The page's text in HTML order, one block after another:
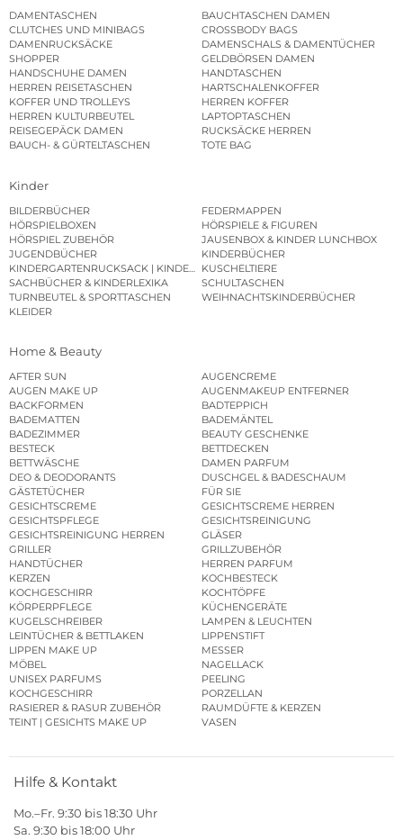
DAMENTASCHEN
BAUCHTASCHEN DAMEN
CLUTCHES UND MINIBAGS
CROSSBODY BAGS
DAMENRUCKSÄCKE
DAMENSCHALS & DAMENTÜCHER
SHOPPER
GELDBÖRSEN DAMEN
HANDSCHUHE DAMEN
HANDTASCHEN
HERREN REISETASCHEN
HARTSCHALENKOFFER
KOFFER UND TROLLEYS
HERREN KOFFER
HERREN KULTURBEUTEL
LAPTOPTASCHEN
REISEGEPÄCK DAMEN
RUCKSÄCKE HERREN
BAUCH- & GÜRTELTASCHEN
TOTE BAG
Kinder
BILDERBÜCHER
FEDERMAPPEN
HÖRSPIELBOXEN
HÖRSPIELE & FIGUREN
HÖRSPIEL ZUBEHÖR
JAUSENBOX & KINDER LUNCHBOX
JUGENDBÜCHER
KINDERBÜCHER
KINDERGARTENRUCKSACK | KINDERGARTENBEUTEL
KUSCHELTIERE
SACHBÜCHER & KINDERLEXIKA
SCHULTASCHEN
TURNBEUTEL & SPORTTASCHEN
WEIHNACHTSKINDERBÜCHER
KLEIDER
Home & Beauty
AFTER SUN
AUGENCREME
AUGEN MAKE UP
AUGENMAKEUP ENTFERNER
BACKFORMEN
BADTEPPICH
BADEMATTEN
BADEMÄNTEL
BADEZIMMER
BEAUTY GESCHENKE
BESTECK
BETTDECKEN
BETTWÄSCHE
DAMEN PARFUM
DEO & DEODORANTS
DUSCHGEL & BADESCHAUM
GÄSTETÜCHER
FÜR SIE
GESICHTSCREME
GESICHTSCREME HERREN
GESICHTSPFLEGE
GESICHTSREINIGUNG
GESICHTSREINIGUNG HERREN
GLÄSER
GRILLER
GRILLZUBEHÖR
HANDTÜCHER
HERREN PARFUM
KERZEN
KOCHBESTECK
KOCHGESCHIRR
KOCHTÖPFE
KÖRPERPFLEGE
KÜCHENGERÄTE
KUGELSCHREIBER
LAMPEN & LEUCHTEN
LEINTÜCHER & BETTLAKEN
LIPPENSTIFT
LIPPEN MAKE UP
MESSER
MÖBEL
NAGELLACK
UNISEX PARFUMS
PEELING
KOCHGESCHIRR
PORZELLAN
RASIERER & RASUR ZUBEHÖR
RAUMDÜFTE & KERZEN
TEINT | GESICHTS MAKE UP
VASEN
Hilfe & Kontakt
Mo.–Fr. 9:30 bis 18:30 Uhr
Sa. 9:30 bis 18:00 Uhr